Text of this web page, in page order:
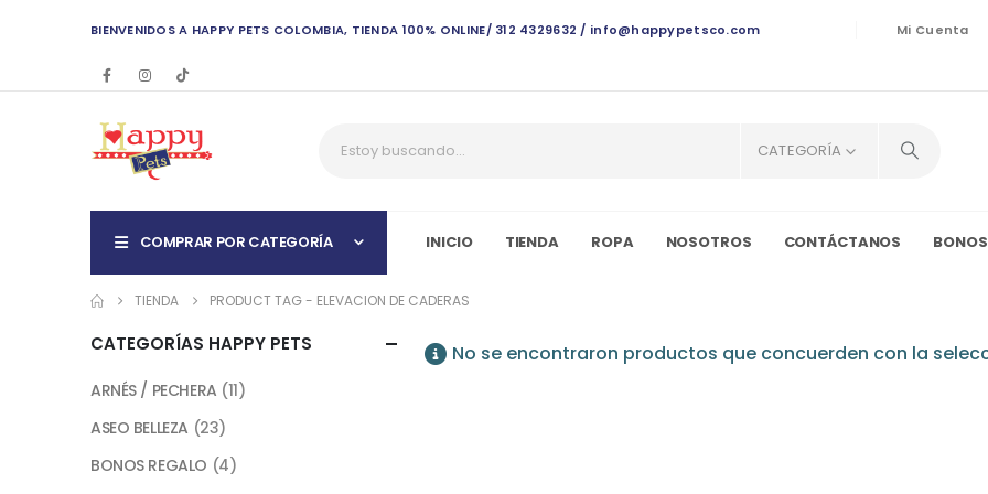
BIENVENIDOS A HAPPY PETS COLOMBIA, TIENDA 100% ONLINE/ 312 4329632 / info@happypetsco.com Mi Cuenta
CATEGORÍA
COMPRAR POR CATEGORÍA INICIO TIENDA ROPA NOSOTROS CONTÁCTANOS
TIENDA PRODUCT TAG - ELEVACION DE CADERAS
No se encontraron productos que concuerden con la
CATEGORÍAS HAPPY PETS
ARNÉS / PECHERA (11)
ASEO BELLEZA (23)
BONOS REGALO (4)